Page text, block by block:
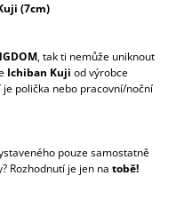
(7cm)
, tak ti nemůže uniknout
Ichiban Kuji od výrobce
polička nebo pracovní/noční
pouze samostatně
Rozhodnutí je jen na tobě!